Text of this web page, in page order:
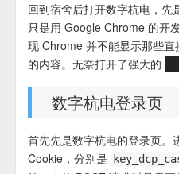
回到宿舍后打开数字杭电，先
只是用 Google Chrome 的开
现 Chrome 并不能显示那些
的内容。无奈打开了强大的
数字杭电登录页
首先先是数字杭电的登录页。
Cookie，分别是